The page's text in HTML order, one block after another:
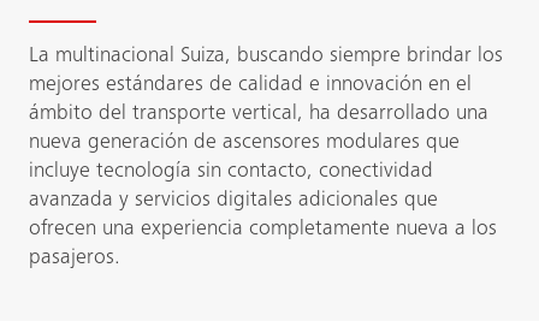
La multinacional Suiza, buscando siempre brindar los
mejores estándares de calidad e innovación en el
ámbito del transporte vertical, ha desarrollado una
nueva generación de ascensores modulares que
incluye tecnología sin contacto, conectividad
avanzada y servicios digitales adicionales que
ofrecen una experiencia completamente nueva a los
pasajeros.